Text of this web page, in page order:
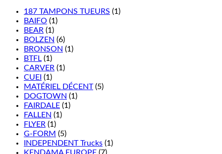
187 TAMPONS TUEURS (1)
BAIFO (1)
BEAR (1)
BOLZEN (6)
BRONSON (1)
BTFL (1)
CARVER (1)
CUEI (1)
MATÉRIEL DÉCENT (5)
DOGTOWN (1)
FAIRDALE (1)
FALLEN (1)
FLYER (1)
G-FORM (5)
INDEPENDENT Trucks (1)